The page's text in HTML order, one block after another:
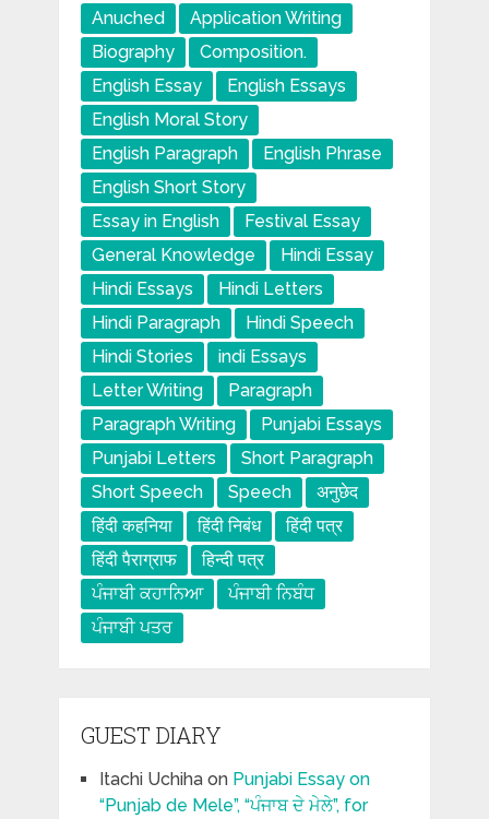
Anuched
Application Writing
Biography
Composition.
English Essay
English Essays
English Moral Story
English Paragraph
English Phrase
English Short Story
Essay in English
Festival Essay
General Knowledge
Hindi Essay
Hindi Essays
Hindi Letters
Hindi Paragraph
Hindi Speech
Hindi Stories
indi Essays
Letter Writing
Paragraph
Paragraph Writing
Punjabi Essays
Punjabi Letters
Short Paragraph
Short Speech
Speech
अनुछेद
हिंदी कहनिया
हिंदी निबंध
हिंदी पत्र
हिंदी पैराग्राफ
हिन्दी पत्र
ਪੰਜਾਬੀ ਕਹਾਨਿਆ
ਪੰਜਾਬੀ ਨਿਬੰਧ
ਪੰਜਾਬੀ ਪਤਰ
GUEST DIARY
Itachi Uchihaon Punjabi Essay on
“Punjab de Mele”, “ਪੰਜਾਬ ਦੇ ਮੇਲੇ”, for